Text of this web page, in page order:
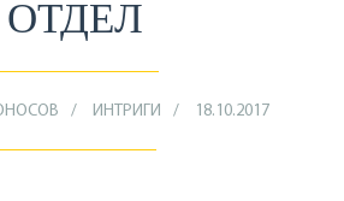
ОТДЕЛ
ИНТРИГИ 18.10.2017